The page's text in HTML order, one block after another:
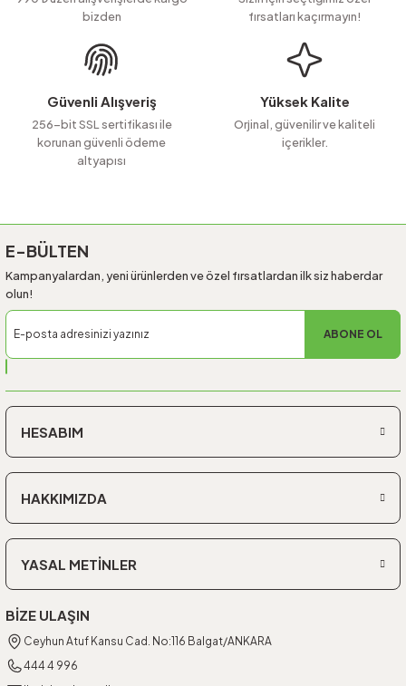
Ürün bilgilerinde hatalar bulunuyor.
Ürün fiyatı diğer sitelerden daha pahalı.
Bu ürüne benzer farklı alternatifler olmalı.
bizden
fırsatları kaçırmayın!
Güvenli Alışveriş
256-bit SSL sertifikası ile
korunan güvenli ödeme
altyapısı
Yüksek Kalite
Orjinal, güvenilir ve kaliteli
içerikler.
E-BÜLTEN
Kampanyalardan, yeni ürünlerden ve özel fırsatlardan ilk siz haberdar
olun!
ABONE OL
HESABIM
HAKKIMIZDA
YASAL METİNLER
BİZE ULAŞIN
Ceyhun Atuf Kansu Cad. No:116 Balgat/ANKARA
444 4 996